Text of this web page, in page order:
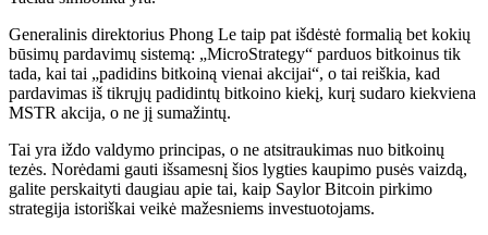
Generalinis direktorius Phong Le taip pat išdėstė formalią bet kokių
būsimų pardavimų sistemą: „MicroStrategy“ parduos bitkoinus tik
tada, kai tai „padidins bitkoiną vienai akcijai“, o tai reiškia, kad
pardavimas iš tikrųjų padidintų bitkoino kiekį, kurį sudaro kiekviena
MSTR akcija, o ne jį sumažintų.
Tai yra iždo valdymo principas, o ne atsitraukimas nuo bitkoinų
tezės. Norėdami gauti išsamesnį šios lygties kaupimo pusės vaizdą,
galite perskaityti daugiau apie tai, kaip Saylor Bitcoin pirkimo
strategija istoriškai veikė mažesniems investuotojams.